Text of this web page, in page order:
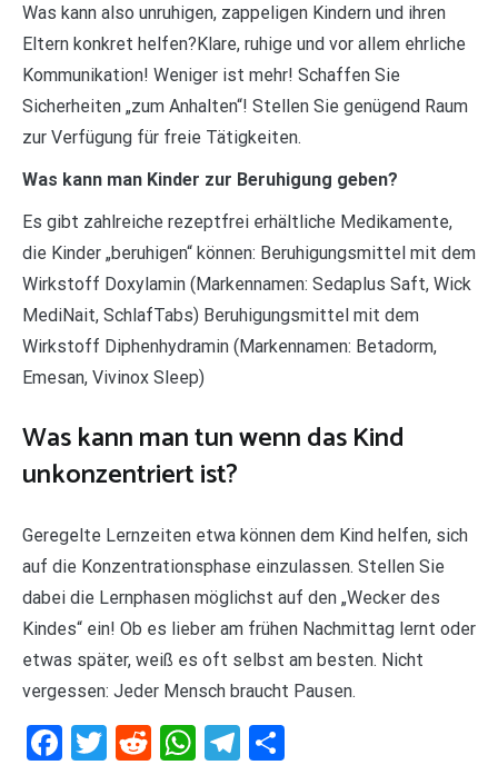
Was kann also unruhigen, zappeligen Kindern und ihren
Eltern konkret helfen?Klare, ruhige und vor allem ehrliche
Kommunikation! Weniger ist mehr! Schaffen Sie
Sicherheiten „zum Anhalten“! Stellen Sie genügend Raum
zur Verfügung für freie Tätigkeiten.
Was kann man Kinder zur Beruhigung geben?
Es gibt zahlreiche rezeptfrei erhältliche Medikamente,
die Kinder „beruhigen“ können: Beruhigungsmittel mit dem
Wirkstoff Doxylamin (Markennamen: Sedaplus Saft, Wick
MediNait, SchlafTabs) Beruhigungsmittel mit dem
Wirkstoff Diphenhydramin (Markennamen: Betadorm,
Emesan, Vivinox Sleep)
Was kann man tun wenn das Kind
unkonzentriert ist?
Geregelte Lernzeiten etwa können dem Kind helfen, sich
auf die Konzentrationsphase einzulassen. Stellen Sie
dabei die Lernphasen möglichst auf den „Wecker des
Kindes“ ein! Ob es lieber am frühen Nachmittag lernt oder
etwas später, weiß es oft selbst am besten. Nicht
vergessen: Jeder Mensch braucht Pausen.
Facebook
Twitter
RedditWhatsApp
Telegram